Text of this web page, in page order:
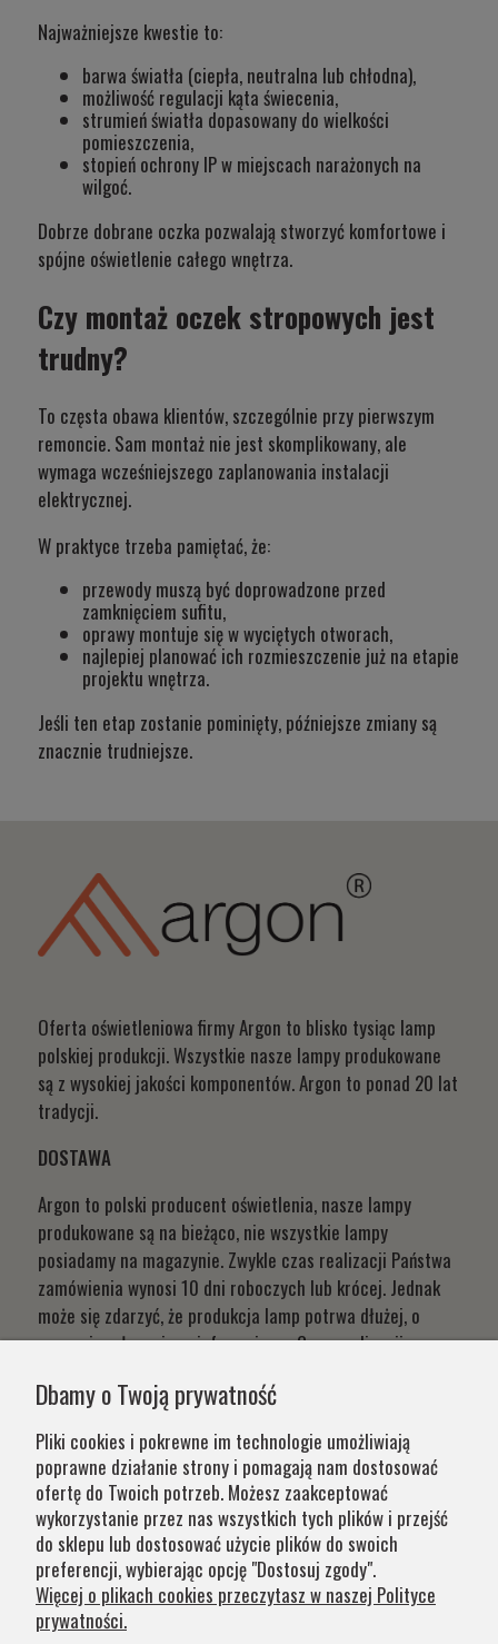
Najważniejsze kwestie to:
barwa światła (ciepła, neutralna lub chłodna),
możliwość regulacji kąta świecenia,
strumień światła dopasowany do wielkości
pomieszczenia,
stopień ochrony IP w miejscach narażonych na
wilgoć.
Dobrze dobrane oczka pozwalają stworzyć komfortowe i
spójne oświetlenie całego wnętrza.
Czy montaż oczek stropowych jest
trudny?
To częsta obawa klientów, szczególnie przy pierwszym
remoncie. Sam montaż nie jest skomplikowany, ale
wymaga wcześniejszego zaplanowania instalacji
elektrycznej.
W praktyce trzeba pamiętać, że:
przewody muszą być doprowadzone przed
zamknięciem sufitu,
oprawy montuje się w wyciętych otworach,
najlepiej planować ich rozmieszczenie już na etapie
projektu wnętrza.
Jeśli ten etap zostanie pominięty, późniejsze zmiany są
znacznie trudniejsze.
Oferta oświetleniowa firmy Argon to blisko tysiąc lamp
polskiej produkcji. Wszystkie nasze lampy produkowane
są z wysokiej jakości komponentów. Argon to ponad 20 lat
tradycji.
DOSTAWA
Argon to polski producent oświetlenia, nasze lampy
produkowane są na bieżąco, nie wszystkie lampy
posiadamy na magazynie. Zwykle czas realizacji Państwa
zamówienia wynosi 10 dni roboczych lub krócej. Jednak
może się zdarzyć, że produkcja lamp potrwa dłużej, o
czym niezwłocznie poinformujemy. Czas realizacji
chęci zapewnienia jak najwyższej jakości produktu. W
na zamówienie jest zaznaczony w opisie. Wierzymy, że na
nasze lampy warto czasem poczekać.
Kategorie
Obsługa klienta
Dbamy o Twoją prywatność
Pliki cookies i pokrewne im technologie umożliwiają
poprawne działanie strony i pomagają nam dostosować
ofertę do Twoich potrzeb. Możesz zaakceptować
wykorzystanie przez nas wszystkich tych plików i przejść
do sklepu lub dostosować użycie plików do swoich
preferencji, wybierając opcję "Dostosuj zgody".
Więcej o plikach cookies przeczytasz w naszej Polityce
prywatności.